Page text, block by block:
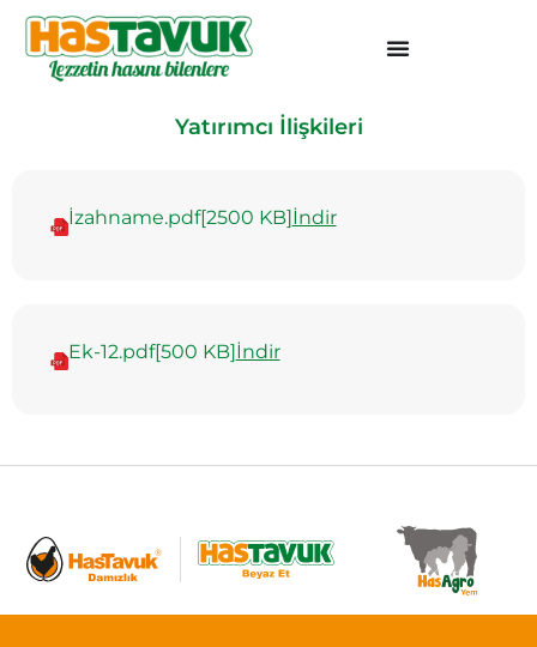
Yatırımcı İlişkileri
İzahname.pdf[2500 KB]İndir
Ek-12.pdf[500 KB]İndir